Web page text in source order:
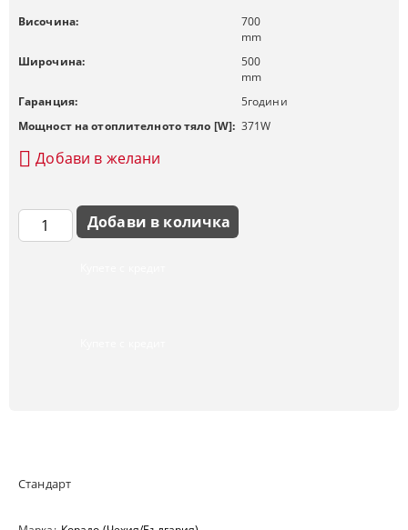
Стандарт
Височина:
700
mm
Широчина:
500
mm
Гаранция:
5години
Мощност на отоплителното тяло [W]: 371W
Добави в желани